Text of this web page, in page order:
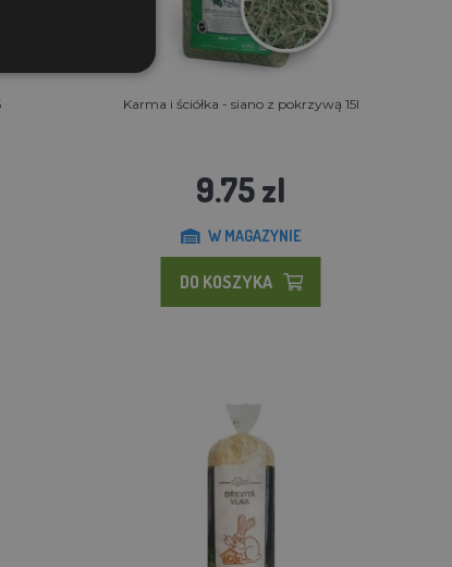
Karma i ściółka - siano z pokrzywą 15l
9.75 zl
W MAGAZYNIE
DO KOSZYKA